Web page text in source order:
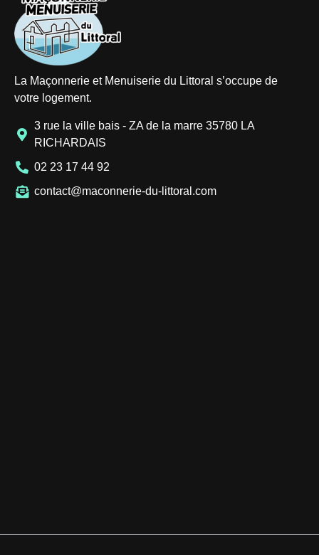
La Maçonnerie et Menuiserie du Littoral s’occupe de
votre logement.
3 rue la ville bais - ZA de la marre 35780 LA
RICHARDAIS
02 23 17 44 92
contact@maconnerie-du-littoral.com